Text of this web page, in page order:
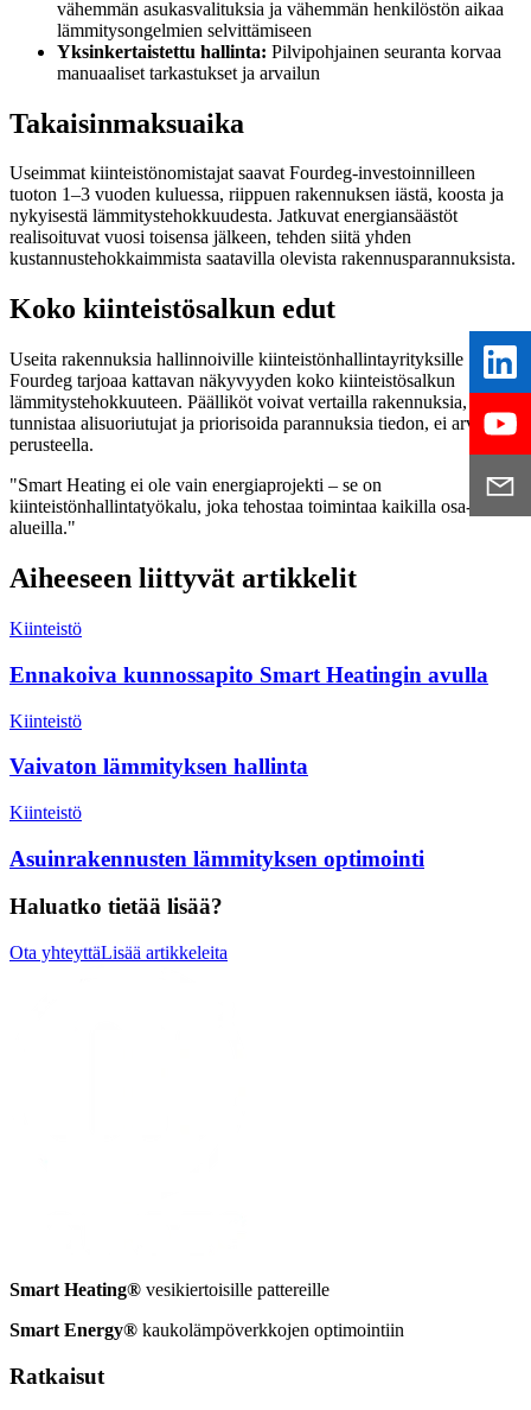
vähemmän asukasvalituksia ja vähemmän henkilöstön aikaa
lämmitysongelmien selvittämiseen
Yksinkertaistettu hallinta: Pilvipohjainen seuranta korvaa
manuaaliset tarkastukset ja arvailun
Takaisinmaksuaika
Useimmat kiinteistönomistajat saavat Fourdeg-investoinnilleen
tuoton 1–3 vuoden kuluessa, riippuen rakennuksen iästä, koosta ja
nykyisestä lämmitystehokkuudesta. Jatkuvat energiansäästöt
realisoituvat vuosi toisensa jälkeen, tehden siitä yhden
kustannustehokkaimmista saatavilla olevista rakennusparannuksista.
Koko kiinteistösalkun edut
Useita rakennuksia hallinnoiville kiinteistönhallintayrityksille
Fourdeg tarjoaa kattavan näkyvyyden koko kiinteistösalkun
lämmitystehokkuuteen. Päälliköt voivat vertailla rakennuksia,
tunnistaa alisuoriutujat ja priorisoida parannuksia tiedon, ei arvailun
perusteella.
"Smart Heating ei ole vain energiaprojekti – se on
kiinteistönhallintatyökalu, joka tehostaa toimintaa kaikilla osa-
alueilla."
Aiheeseen liittyvät artikkelit
Kiinteistö
Ennakoiva kunnossapito Smart Heatingin avulla
Kiinteistö
Vaivaton lämmityksen hallinta
Kiinteistö
Asuinrakennusten lämmityksen optimointi
Haluatko tietää lisää?
Ota yhteyttäLisää artikkeleita
Smart Heating® vesikiertoisille pattereille
Smart Energy® kaukolämpöverkkojen optimointiin
Ratkaisut